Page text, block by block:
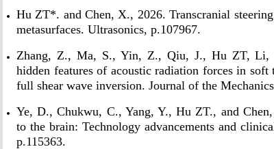
Hu ZT*. and Chen, X., 2026. Transcranial
metasurfaces. Ultrasonics, p.107967.
Zhang, Z., Ma, S., Yin, Z., Qiu, J., Hu ZT, Li,
hidden features of acoustic radiation forces in
full shear wave inversion. Journal of the
Ye, D., Chukwu, C., Yang, Y., Hu ZT., and
to the brain: Technology advancements and
p.115363.